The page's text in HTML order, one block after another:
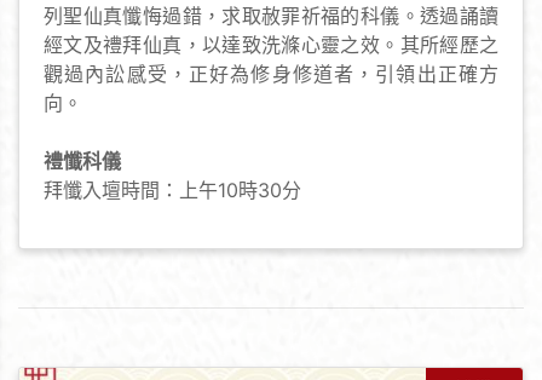
列聖仙真懺悔過錯，求取赦罪祈福的科儀。透過誦讀
經文及禮拜仙真，以達致洗滌心靈之效。其所經歷之
觀過內訟感受，正好為修身修道者，引領出正確方
向。
禮懺科儀
拜懺入壇時間：上午10時30分